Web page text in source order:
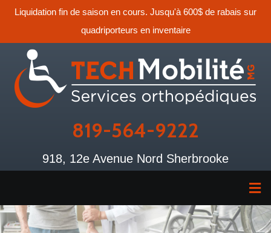
Liquidation fin de saison en cours. Jusqu'à 600$ de rabais sur
quadriporteurs en inventaire
819-564-9222
918, 12e Avenue Nord Sherbrooke